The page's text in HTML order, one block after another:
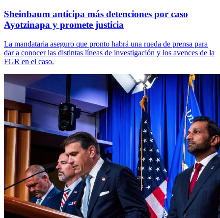
Sheinbaum anticipa más detenciones por caso
Ayotzinapa y promete justicia
La mandataria aseguro que pronto habrá una rueda de prensa para
dar a conocer las distintas líneas de investigación y los avences de la
FGR en el caso.